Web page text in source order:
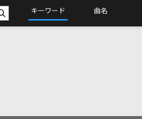
キーワード 曲名